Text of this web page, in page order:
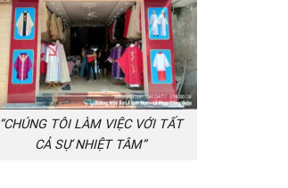
“CHÚNG TÔI LÀM VIỆC VỚI TẤT
CẢ SỰ NHIỆT TÂM”